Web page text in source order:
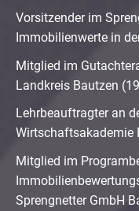
Vorsitzender im
Immobilienwerte in
Mitglied im
Landkreis Bautzen
Lehrbeauftragter an
Wirtschaftsakademie
Mitglied im
Sprengnetter GmbH